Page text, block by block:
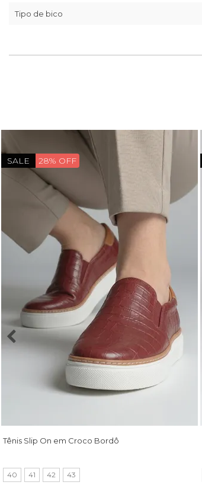
Tipo de bico
SALE 28% OFF
Tênis Slip On em Croco Bordô
40 41 42 43